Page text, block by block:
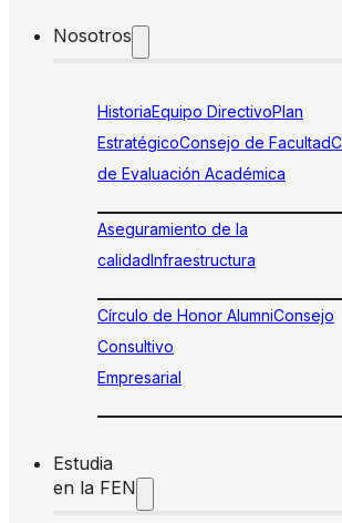
Nosotros
HistoriaEquipo DirectivoPlan
EstratégicoConsejo de Facultad
de Evaluación Académica
Aseguramiento de la
calidadInfraestructura
Círculo de Honor AlumniConsejo
Consultivo
Empresarial
Estudia
en la FEN